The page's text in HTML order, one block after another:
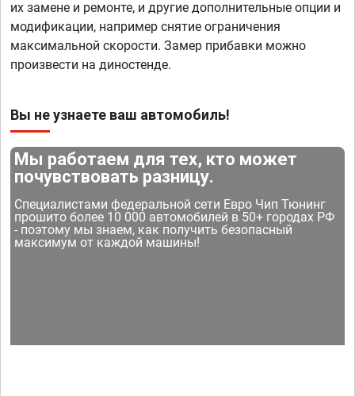
их замене и ремонте, и другие дополнительные опции и
модификации, например снятие ограничения
максимальной скорости. Замер прибавки можно
произвести на диностенде.
Вы не узнаете ваш автомобиль!
Мы работаем для тех, кто может
почувствовать разницу.
Специалистами федеральной сети Евро Чип Тюнинг
прошито более 10 000 автомобилей в 50+ городах РФ
- поэтому мы знаем, как получить безопасный
максимум от каждой машины!